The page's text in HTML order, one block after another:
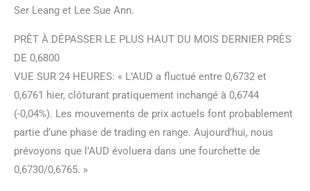
Ser Leang et Lee Sue Ann.
PRÊT À DÉPASSER LE PLUS HAUT DU MOIS DERNIER PRÈS
DE 0,6800
VUE SUR 24 HEURES: « L’AUD a fluctué entre 0,6732 et
0,6761 hier, clôturant pratiquement inchangé à 0,6744
(-0,04%). Les mouvements de prix actuels font probablement
partie d’une phase de trading en range. Aujourd’hui, nous
prévoyons que l’AUD évoluera dans une fourchette de
0,6730/0,6765. »